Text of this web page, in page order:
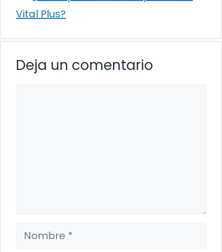
Vital Plus?
Deja un comentario
Nombre